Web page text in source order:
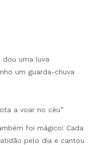
uma luva
um guarda-chuva
a voar no céu”
foi mágico! Cada
pelo dia e cantou